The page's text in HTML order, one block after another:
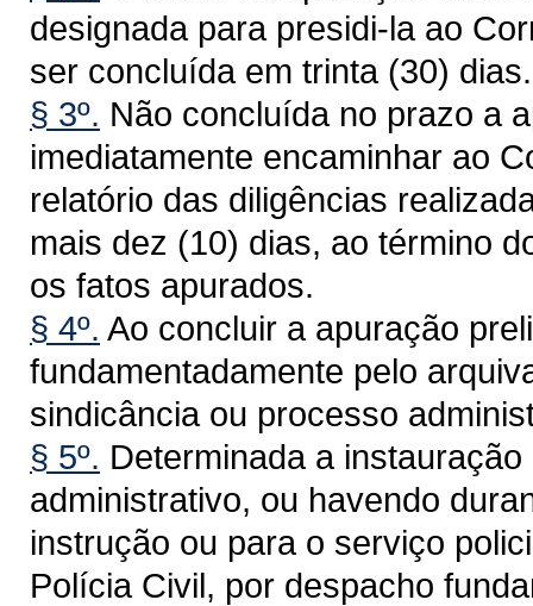
designada para presidi-la ao
ser concluída em trinta (30) dias.
§ 3º. Não concluída no prazo a
imediatamente encaminhar ao
relatório das diligências
mais dez (10) dias, ao término
os fatos apurados.
§ 4º. Ao concluir a apuração
fundamentadamente pelo
sindicância ou processo
§ 5º. Determinada a
administrativo, ou havendo
instrução ou para o serviço
Polícia Civil, por despacho